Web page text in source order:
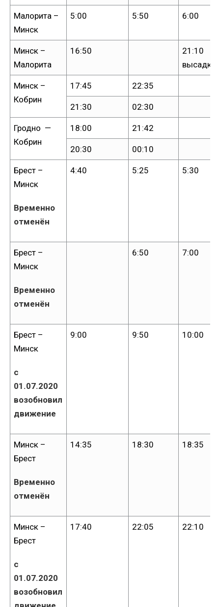
Малорита –
Минск
5:00 5:50 6:00
Минск –
Малорита
16:50
21:10
высадка
Минск –
Кобрин
17:45 22:35
21:30 02:30
Гродно —
Кобрин
18:00 21:42
20:30 00:10
Брест –
Минск
Временно
отменён
4:40 5:25 5:30
Брест –
Минск
Временно
отменён
6:50 7:00
Брест –
Минск
с
01.07.2020
возобновил
движение
9:00 9:50 10:00
Минск –
Брест
Временно
отменён
14:35 18:30 18:35
Минск –
Брест
с
01.07.2020
возобновил
17:40 22:05 22:10